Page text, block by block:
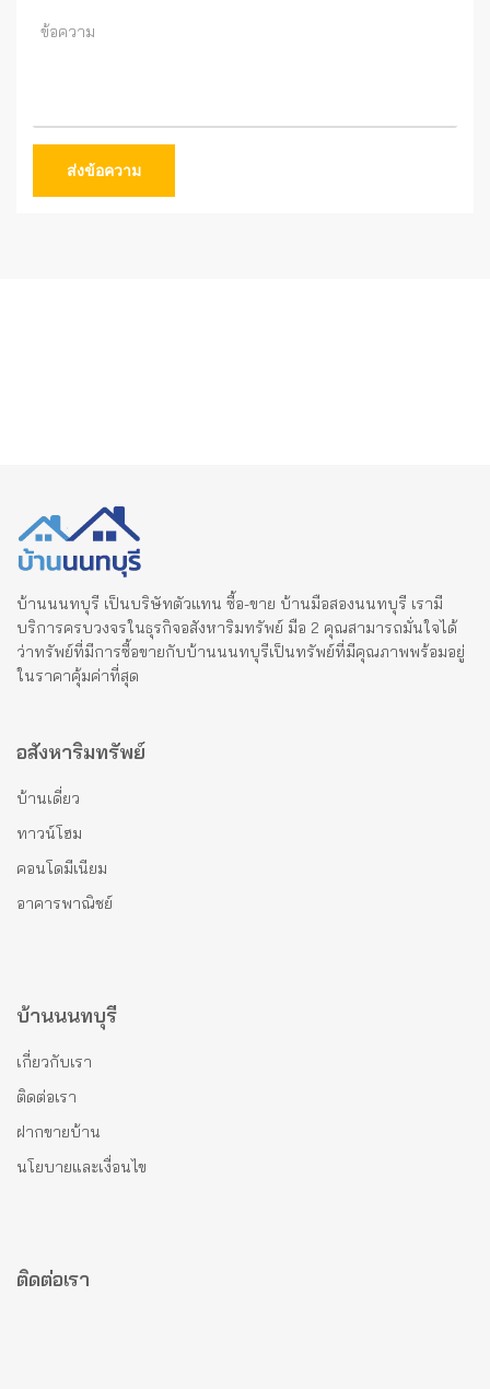
ส่งข้อความ
บ้านนนทบุรี เป็นบริษัทตัวแทน ซื้อ-ขาย บ้านมือสองนนทบุรี เรามี
บริการครบวงจรในธุรกิจอสังหาริมทรัพย์ มือ 2 คุณสามารถมั่นใจได้
ว่าทรัพย์ที่มีการซื้อขายกับบ้านนนทบุรีเป็นทรัพย์ที่มีคุณภาพพร้อมอยู่
ในราคาคุ้มค่าที่สุด
อสังหาริมทรัพย์
บ้านเดี่ยว
ทาวน์โฮม
คอนโดมีเนียม
อาคารพาณิชย์
บ้านนนทบุรี
เกี่ยวกับเรา
ติดต่อเรา
ฝากขายบ้าน
นโยบายและเงื่อนไข
ติดต่อเรา